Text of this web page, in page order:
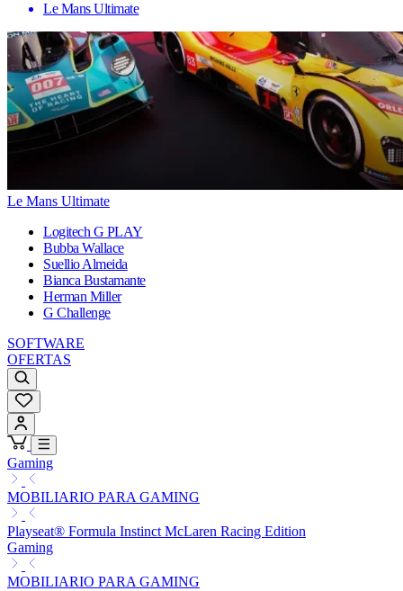
Le Mans Ultimate
Le Mans Ultimate
Logitech G PLAY
Bubba Wallace
Suellio Almeida
Bianca Bustamante
Herman Miller
G Challenge
SOFTWARE
OFERTAS
Gaming
MOBILIARIO PARA GAMING
Playseat® Formula Instinct McLaren Racing Edition
Gaming
MOBILIARIO PARA GAMING